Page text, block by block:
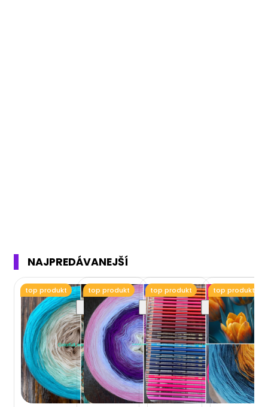
NAJPREDÁVANEJŠÍ
top produkt top produkt top produkt top produkt